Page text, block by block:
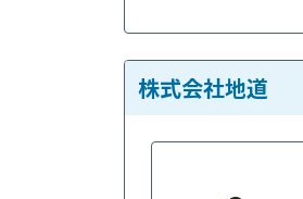
株式会社地道